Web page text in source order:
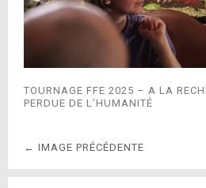
TOURNAGE FFE 2025 – A LA
PERDUE DE L’HUMANITÉ
← IMAGE PRÉCÉDENTE